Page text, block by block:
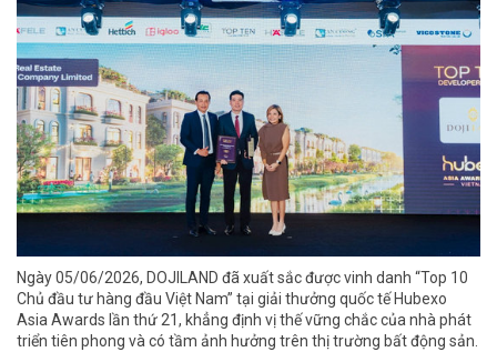
Ngày 05/06/2026, DOJILAND đã xuất sắc được vinh danh “Top 10
Chủ đầu tư hàng đầu Việt Nam” tại giải thưởng quốc tế Hubexo
Asia Awards lần thứ 21, khẳng định vị thế vững chắc của nhà phát
triển tiên phong và có tầm ảnh hưởng trên thị trường bất động sản.